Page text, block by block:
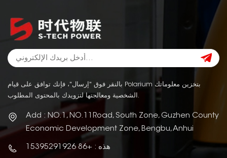
بالنقر فوق "إرسال"، فإنك توافق على قيام Polarium بتخزين معلوماتك
الشخصية ومعالجتها لتزويدك بالمحتوى المطلوب.
Add : NO.1, NO.11Road, South Zone, Guzhen County
Economic Development Zone, Bengbu, Anhui
هذه : +86 15395291926